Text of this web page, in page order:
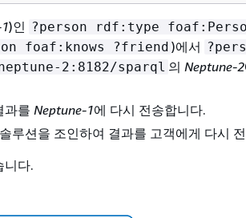
)인 ?person rdf:type
foaf:knows ?friend )에서
2:8182/sparql 의 Neptune-2
과를 Neptune-1에 다시 전송합니다.
루션을 조인하여 결과를 고객에게 다시
니다.